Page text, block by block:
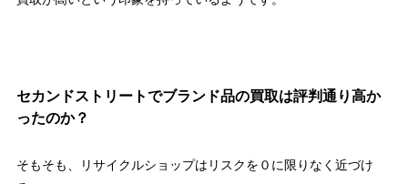
セカンドストリートでブランド品の買取は評判通り高か
ったのか？
そもそも、リサイクルショップはリスクを０に限りなく近づけ